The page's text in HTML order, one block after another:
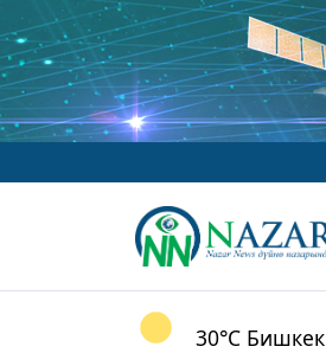
30°C Бишкек